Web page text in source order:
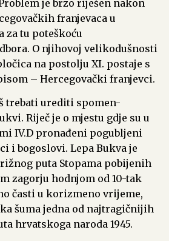
je brzo riješen nakon
franjevaca u
za tu poteškoću
O njihovoj velikodušnosti
na postolju XI. postaje s
– Hercegovački franjevci.
trebati urediti spomen-
Riječ je o mjestu gdje su u
IV.D pronađeni pogubljeni
i bogoslovi. Lepa Bukva je
puta Stopama pobijenih
zagorju hodnjom od 10-tak
časti u korizmeno vrijeme,
šuma jedna od najtragičnijih
hrvatskoga naroda 1945.